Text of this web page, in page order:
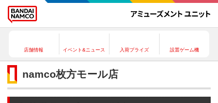
店舗情報 イベント&ニュース 入荷プライズ 設置ゲーム機
namco枚方モール店